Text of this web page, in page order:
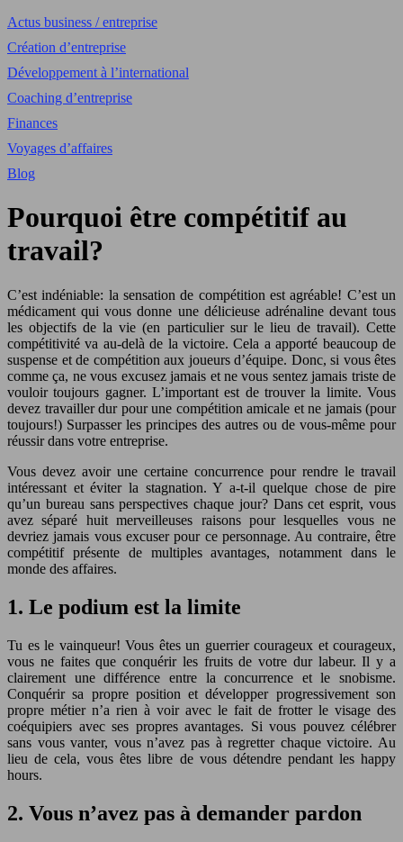
Actus business / entreprise
Création d’entreprise
Développement à l’international
Coaching d’entreprise
Finances
Voyages d’affaires
Blog
Pourquoi être compétitif au
travail?
C’est indéniable: la sensation de compétition est agréable! C’est un
médicament qui vous donne une délicieuse adrénaline devant tous
les objectifs de la vie (en particulier sur le lieu de travail). Cette
compétitivité va au-delà de la victoire. Cela a apporté beaucoup de
suspense et de compétition aux joueurs d’équipe. Donc, si vous êtes
comme ça, ne vous excusez jamais et ne vous sentez jamais triste de
vouloir toujours gagner. L’important est de trouver la limite. Vous
devez travailler dur pour une compétition amicale et ne jamais (pour
toujours!) Surpasser les principes des autres ou de vous-même pour
réussir dans votre entreprise.
Vous devez avoir une certaine concurrence pour rendre le travail
intéressant et éviter la stagnation. Y a-t-il quelque chose de pire
qu’un bureau sans perspectives chaque jour? Dans cet esprit, vous
avez séparé huit merveilleuses raisons pour lesquelles vous ne
devriez jamais vous excuser pour ce personnage. Au contraire, être
compétitif présente de multiples avantages, notamment dans le
monde des affaires.
1. Le podium est la limite
Tu es le vainqueur! Vous êtes un guerrier courageux et courageux,
vous ne faites que conquérir les fruits de votre dur labeur. Il y a
clairement une différence entre la concurrence et le snobisme.
Conquérir sa propre position et développer progressivement son
propre métier n’a rien à voir avec le fait de frotter le visage des
coéquipiers avec ses propres avantages. Si vous pouvez célébrer
sans vous vanter, vous n’avez pas à regretter chaque victoire. Au
lieu de cela, vous êtes libre de vous détendre pendant les happy
hours.
2. Vous n’avez pas à demander pardon